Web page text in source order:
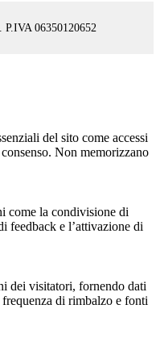
. P.IVA 06350120652
del sito come accessi
Non memorizzano
come la condivisione di
feedback e l’attivazione di
dei visitatori, fornendo dati
di rimbalzo e fonti